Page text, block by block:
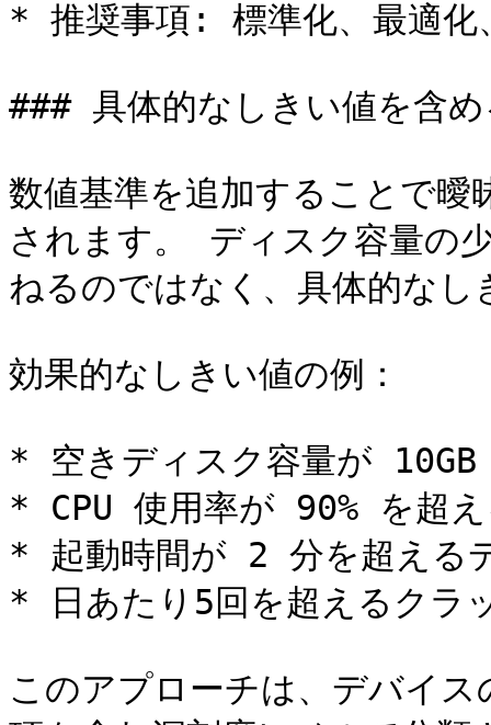
* 推奨事項: 標準化、最適化
### 具体的なしきい値を含
数値基準を追加することで曖
されます。 ディスク容量の
ねるのではなく、具体的な
効果的なしきい値の例：
* 空きディスク容量が 10GB
* CPU 使用率が 90% を超
* 起動時間が 2 分を超える
* 日あたり5回を超えるクラ
このアプローチは、デバイ